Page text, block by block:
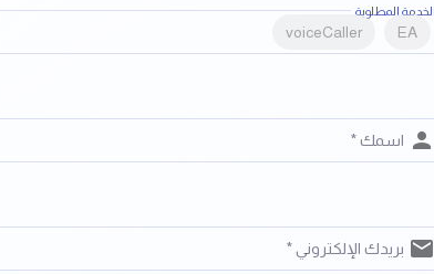
الخدمة المطلوبة
EA
voiceCaller
اسمك *
بريدك الإلكتروني *